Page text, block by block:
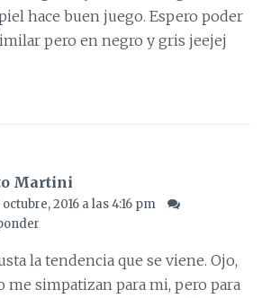
hace buen juego. Espero poder
pero en negro y gris jeejej
Martini
octubre, 2016 a las 4:16 pm
la tendencia que se viene. Ojo,
me simpatizan para mi, pero para